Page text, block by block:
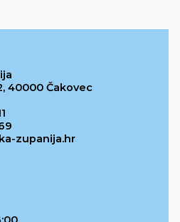
40000 Čakovec
zupanija.hr